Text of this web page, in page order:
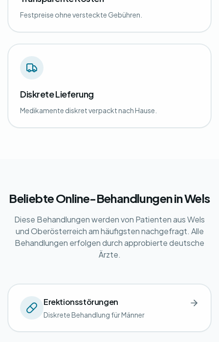
Festpreise ohne versteckte Gebühren.
Diskrete Lieferung
Medikamente diskret verpackt nach Hause.
Beliebte Online-Behandlungen in Wels
Diese Behandlungen werden von Patienten aus Wels
und Oberösterreich am häufigsten nachgefragt. Alle
Behandlungen erfolgen durch approbierte deutsche
Ärzte.
Erektionsstörungen
Diskrete Behandlung für Männer